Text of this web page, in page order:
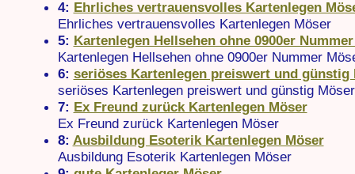
4: Ehrliches vertrauensvolles Kartenlegen
Ehrliches vertrauensvolles Kartenlegen Möser
5: Kartenlegen Hellsehen ohne 0900er
Kartenlegen Hellsehen ohne 0900er Nummer
6: seriöses Kartenlegen preiswert und günstig
seriöses Kartenlegen preiswert und günstig Möser
7: Ex Freund zurück Kartenlegen Möser
Ex Freund zurück Kartenlegen Möser
8: Ausbildung Esoterik Kartenlegen Möser
Ausbildung Esoterik Kartenlegen Möser